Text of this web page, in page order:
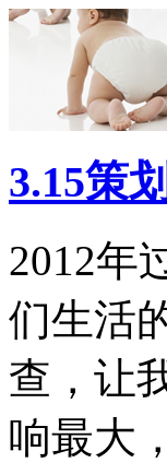
3.15策
2012年
们生活
查，让
响最大